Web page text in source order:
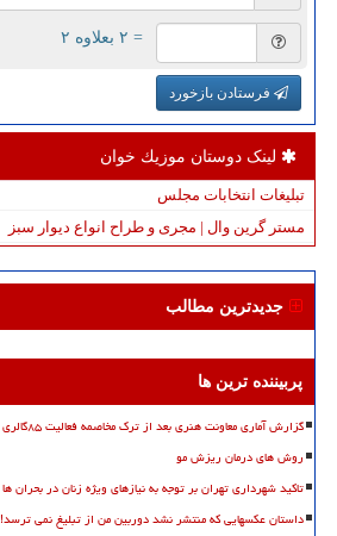
= ۲ بعلاوه ۲
فرستادن بازخورد
لینک دوستان موزیك خوان
تبلیغات انتخابات مجلس
مستر گرین وال | مجری و طراح انواع دیوار سبز
جدیدترین مطالب
پربیننده ترین ها
گزارش آماری معاونت هنری بعد از ترک مخاصمه فعالیت ۸۵گالری و ۴۷ اجرای موسیقی
روش های درمان ریزش مو
تاکید شهرداری تهران بر توجه به نیازهای ویژه زنان در بحران ها
داستان عکسهایی که منتشر نشد دوربین من از تبلیغ نمی ترسد!